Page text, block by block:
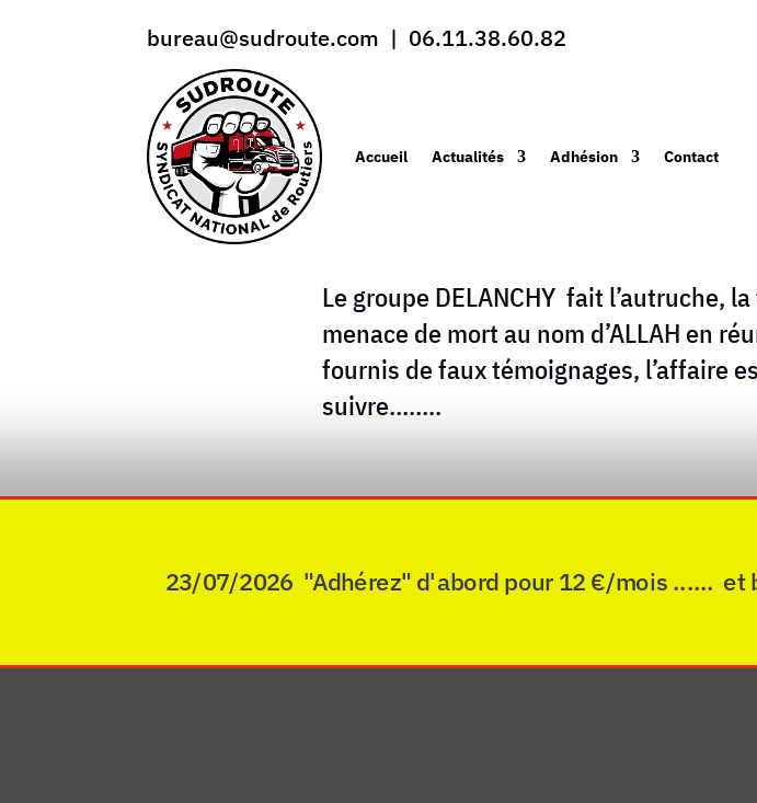
bureau@sudroute.com | 06.11.38.60.82
Accueil Actualités Adhésion Contact
Le groupe DELANCHY fait l’autruche,
menace de mort au nom d’ALLAH en
fournis de faux témoignages, l’affaire
suivre……..
23/07/2026 "Adhérez" d'abord pour 12 €/mois ...... et